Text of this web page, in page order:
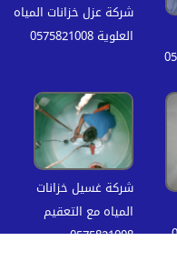
شركة عزل خزانات المياه
العلوية 0575821008
شركة غسيل خزانات
المياه مع التعقيم
0575821008